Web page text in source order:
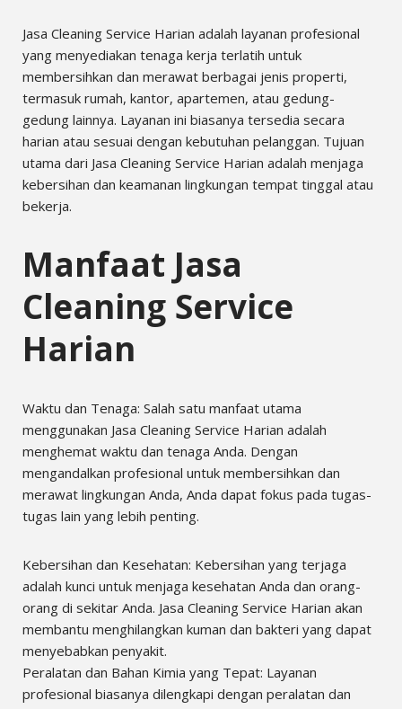
Jasa Cleaning Service Harian adalah layanan profesional
yang menyediakan tenaga kerja terlatih untuk
membersihkan dan merawat berbagai jenis properti,
termasuk rumah, kantor, apartemen, atau gedung-
gedung lainnya. Layanan ini biasanya tersedia secara
harian atau sesuai dengan kebutuhan pelanggan. Tujuan
utama dari Jasa Cleaning Service Harian adalah menjaga
kebersihan dan keamanan lingkungan tempat tinggal atau
bekerja.
Manfaat Jasa
Cleaning Service
Harian
Waktu dan Tenaga: Salah satu manfaat utama
menggunakan Jasa Cleaning Service Harian adalah
menghemat waktu dan tenaga Anda. Dengan
mengandalkan profesional untuk membersihkan dan
merawat lingkungan Anda, Anda dapat fokus pada tugas-
tugas lain yang lebih penting.
Kebersihan dan Kesehatan: Kebersihan yang terjaga
adalah kunci untuk menjaga kesehatan Anda dan orang-
orang di sekitar Anda. Jasa Cleaning Service Harian akan
membantu menghilangkan kuman dan bakteri yang dapat
menyebabkan penyakit.
Peralatan dan Bahan Kimia yang Tepat: Layanan
profesional biasanya dilengkapi dengan peralatan dan